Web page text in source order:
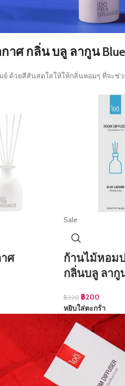
ศ กลิ่น บลู ลากูน
ด้วยสีสันสดใสให้ให้กลิ่นหอมๆ ที่จะช่
ศ
Sale
ก้านไม้หอม
กลิ่นบลู ลากู
฿320 ฿200
หยิบใส่ตะกร้า